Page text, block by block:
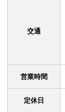
交通
営業時間
定休日